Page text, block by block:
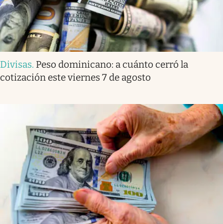
Divisas. Peso dominicano: a cuánto cerró la
cotización este viernes 7 de agosto